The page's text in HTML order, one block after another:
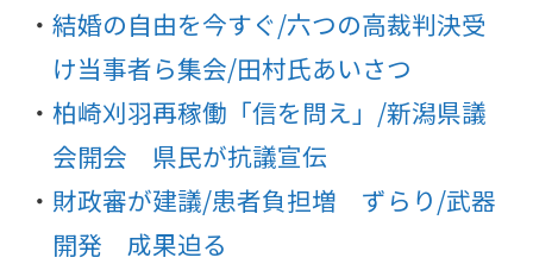
結婚の自由を今すぐ/六つの高裁判決受
け当事者ら集会/田村氏あいさつ
柏崎刈羽再稼働「信を問え」/新潟県議
会開会 県民が抗議宣伝
財政審が建議/患者負担増 ずらり/武器
開発 成果迫る